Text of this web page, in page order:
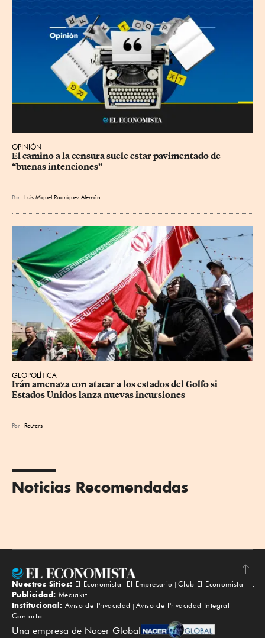
OPINIÓN
El camino a la censura suele estar pavimentado de
“buenas intenciones”
Por Luis Miguel Rodríguez Alemán
GEOPOLÍTICA
Irán amenaza con atacar a los estados del Golfo si
Estados Unidos lanza nuevas incursiones
Por Reuters
Noticias Recomendadas
Subir
Nuestros Sitios: El Economista El Empresario
Club El Economista
Publicidad: Mediakit
Institucional: Aviso de Privacidad
Aviso de Privacidad Integral
Contacto
Una empresa de Nacer Global